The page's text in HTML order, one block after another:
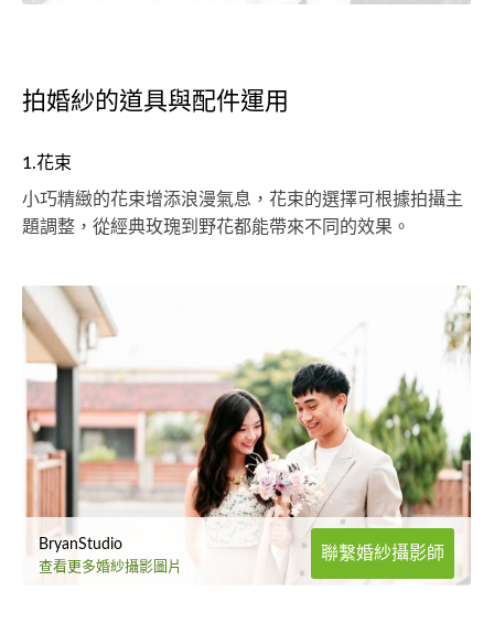
拍婚紗的道具與配件運用
1.花束
小巧精緻的花束增添浪漫氣息，花束的選擇可根據拍攝主
題調整，從經典玫瑰到野花都能帶來不同的效果。
BryanStudio
查看更多婚紗攝影圖片
聯繫婚紗攝影師